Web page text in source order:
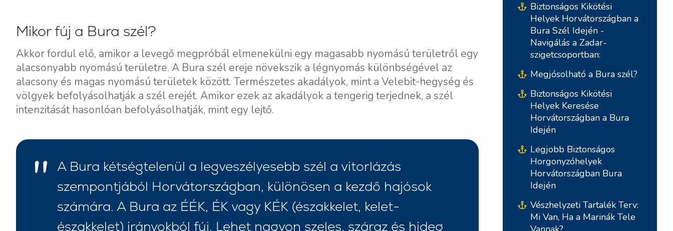
Mikor fúj a Bura szél?
Akkor fordul elő, amikor a levegő megpróbál elmenekülni egy magasabb nyomású területről egy
alacsonyabb nyomású területre. A Bura szél ereje növekszik a légnyomás különbségével az
alacsony és magas nyomású területek között. Természetes akadályok, mint a Velebit-hegység és
völgyek befolyásolhatják a szél erejét. Amikor ezek az akadályok a tengerig terjednek, a szél
intenzitását hasonlóan befolyásolhatják, mint egy lejtő.
A Bura kétségtelenül a legveszélyesebb szél a vitorlázás
szempontjából Horvátországban, különösen a kezdő hajósok
számára. A Bura az ÉÉK, ÉK vagy KÉK (északkelet, kelet-
északkelet) irányokból fúj. Lehet nagyon szeles, száraz és hideg
Biztonságos Kikötési
Helyek Horvátországban a
Bura Szél Idején -
Navigálás a Zadar-
szigetcsoportban:
Megjósolható a Bura szél?
Biztonságos Kikötési
Helyek Keresése
Horvátországban a Bura
Idején
Legjobb Biztonságos
Horgonyzóhelyek
Horvátországban Bura
Idején
Vészhelyzeti Tartalék Terv:
Mi Van, Ha a Marinák Tele